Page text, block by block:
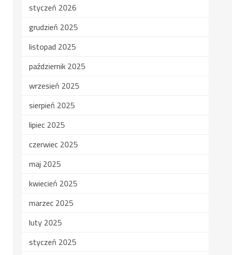
styczeń 2026
grudzień 2025
listopad 2025
październik 2025
wrzesień 2025
sierpień 2025
lipiec 2025
czerwiec 2025
maj 2025
kwiecień 2025
marzec 2025
luty 2025
styczeń 2025